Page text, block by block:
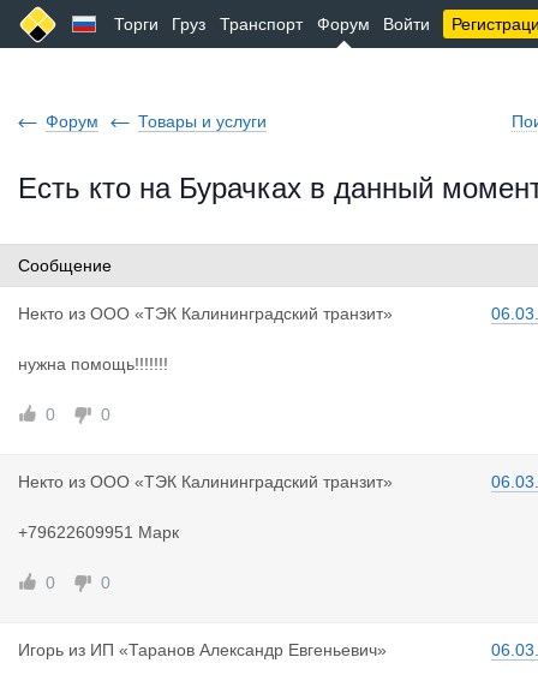
Торги Груз Транспорт Форум Войти
Форум Товары и услуги
Есть кто на Бурачках в данный
Сообщение
Некто из ООО «ТЭК Калининградский транзит»
нужна помощь!!!!!!!
0 0
Некто из ООО «ТЭК Калининградский транзит»
+79622609951 Марк
0 0
Игорь из ИП «Таранов Александр Евгеньевич»